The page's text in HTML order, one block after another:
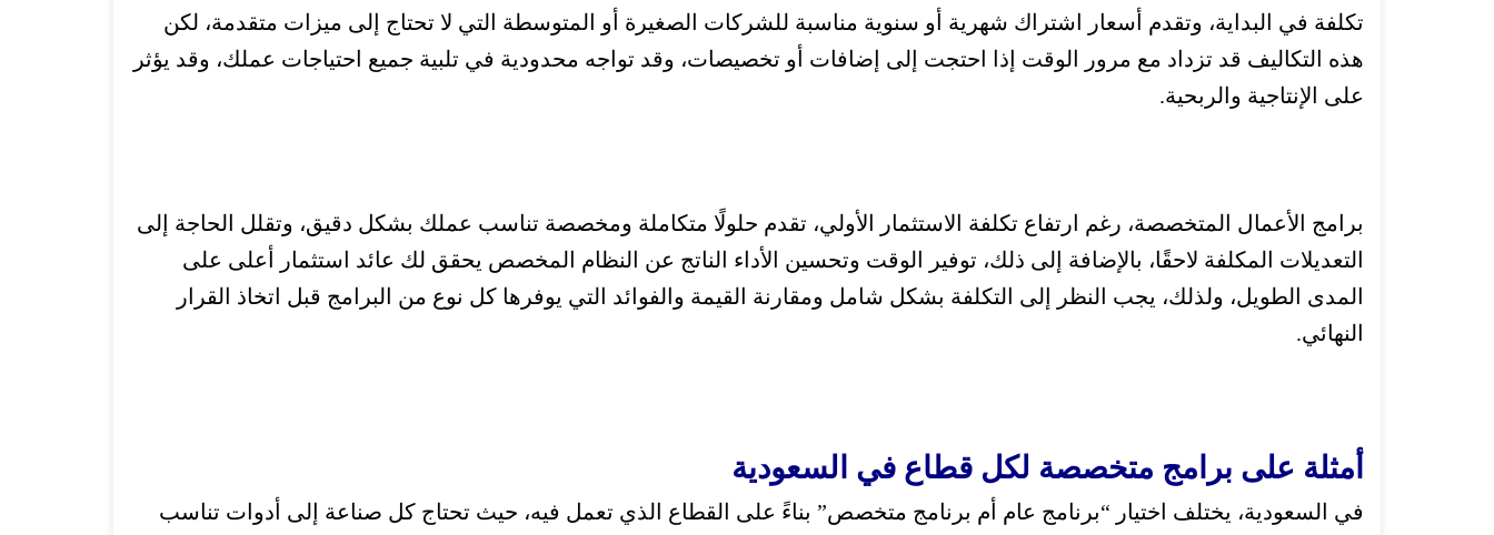
تكلفة في البداية، وتقدم أسعار اشتراك شهرية أو سنوية مناسبة للشركات الصغيرة أو المتوسطة التي لا تحتاج إلى ميزات متقدمة، لكن
هذه التكاليف قد تزداد مع مرور الوقت إذا احتجت إلى إضافات أو تخصيصات، وقد تواجه محدودية في تلبية جميع احتياجات عملك، وقد يؤثر
على الإنتاجية والربحية.
برامج الأعمال المتخصصة، رغم ارتفاع تكلفة الاستثمار الأولي، تقدم حلولًا متكاملة ومخصصة تناسب عملك بشكل دقيق، وتقلل الحاجة إلى
التعديلات المكلفة لاحقًا، بالإضافة إلى ذلك، توفير الوقت وتحسين الأداء الناتج عن النظام المخصص يحقق لك عائد استثمار أعلى على
المدى الطويل، ولذلك، يجب النظر إلى التكلفة بشكل شامل ومقارنة القيمة والفوائد التي يوفرها كل نوع من البرامج قبل اتخاذ القرار
النهائي.
أمثلة على برامج متخصصة لكل قطاع في السعودية
في السعودية، يختلف اختيار “برنامج عام أم برنامج متخصص” بناءً على القطاع الذي تعمل فيه، حيث تحتاج كل صناعة إلى أدوات تناسب